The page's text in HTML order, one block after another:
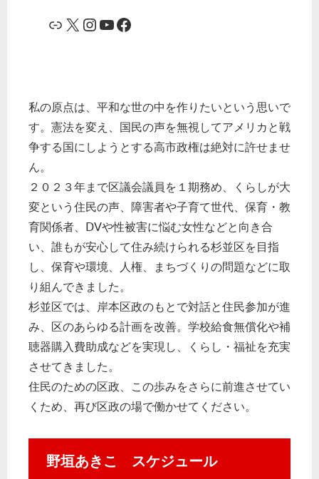
リンク X Instagram YouTube Facebook
私の原点は、平和な世の中を作りたいという思いで
す。憲法を変え、国民の声を無視してアメリカと戦
争する国にしようとする高市政権は絶対に許せませ
ん。
２０２３年まで区議会議員を１期務め、くらしが大
変という住民の声、障害者や子育て世代、保育・教
育関係者、ⅮⅤや性被害に悩む女性などと向き合
い、誰もが安心して住み続けられる杉並区を目指
し、保育や環境、人権、まちづくりの問題などに取
り組んできました。
杉並区では、岸本区政のもとで対話と住民参加が進
み、区のあらゆる計画を改善。学校給食無償化や補
聴器購入費助成などを実現し、くらし・福祉を充実
させてきました。
住民のための区政、この歩みをさらに前進させてい
くため、再び区政の場で働かせてください。
野垣あきこ スケジュール